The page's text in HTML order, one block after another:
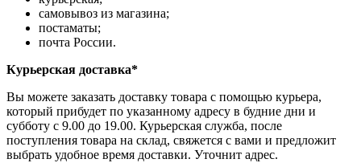
самовывоз из магазина;
постаматы;
почта России.
Курьерская доставка*
Вы можете заказать доставку товара с помощью курьера,
который прибудет по указанному адресу в будние дни и
субботу с 9.00 до 19.00. Курьерская служба, после
поступления товара на склад, свяжется с вами и предложит
выбрать удобное время доставки. Уточнит адрес.